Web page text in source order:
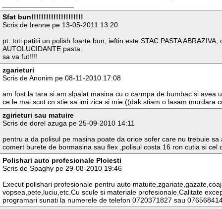
Sfat bun!!!!!!!!!!!!!!!!!!!!!
Scris de Irenne pe 13-05-2011 13:20
pt. toti patitii un polish foarte bun, ieftin este STAC PASTA
AUTOLUCIDANTE pasta.
sa va fut!!!!
zgarieturi
Scris de Anonim pe 08-11-2010 17:08
am fost la tara si am slpalat masina cu o carmpa de bumbac si avea
ce le mai scot cn stie sa imi zica si mie:((dak stiam o lasam murdara
zgirieturi sau matuire
Scris de dorel azuga pe 25-09-2010 14:11
pentru a da polisul pe masina poate da orice sofer care nu trebuie
comert burete de bormasina sau flex ,polisul costa 16 ron cutia si cel
Polishari auto profesionale Ploiesti
Scris de Spaghy pe 29-08-2010 19:46
Execut polishari profesionale pentru auto
vopsea,pete,luciu,etc.Cu scule si materiale profesionale.Calitate
programari sunati la numerele de telefon 0720371827 sau